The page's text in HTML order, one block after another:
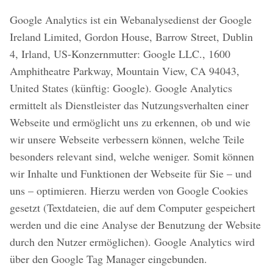
Google Analytics ist ein Webanalysedienst der Google
Ireland Limited, Gordon House, Barrow Street, Dublin
4, Irland, US-Konzernmutter: Google LLC., 1600
Amphitheatre Parkway, Mountain View, CA 94043,
United States (künftig: Google). Google Analytics
ermittelt als Dienstleister das Nutzungsverhalten einer
Webseite und ermöglicht uns zu erkennen, ob und wie
wir unsere Webseite verbessern können, welche Teile
besonders relevant sind, welche weniger. Somit können
wir Inhalte und Funktionen der Webseite für Sie – und
uns – optimieren. Hierzu werden von Google Cookies
gesetzt (Textdateien, die auf dem Computer gespeichert
werden und die eine Analyse der Benutzung der Website
durch den Nutzer ermöglichen). Google Analytics wird
über den Google Tag Manager eingebunden.